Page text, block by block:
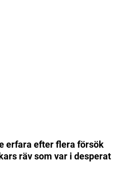
erfara efter flera försök
räv som var i desperat